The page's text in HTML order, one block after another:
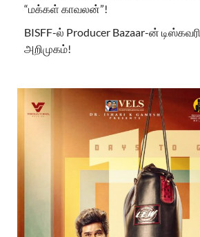
“மக்கள் காவலன்”!
BISFF-ல் Producer Bazaar-ன்
அறிமுகம்!